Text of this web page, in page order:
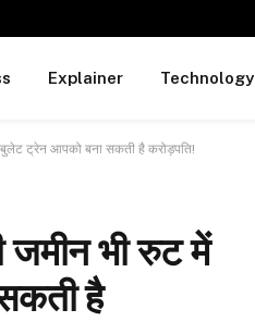
Explainer Technology
ट्रेन आपको बना सकती है करोड़पति!
भी रुट में
है